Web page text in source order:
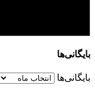
بایگانی‌ها
بایگانی‌ها